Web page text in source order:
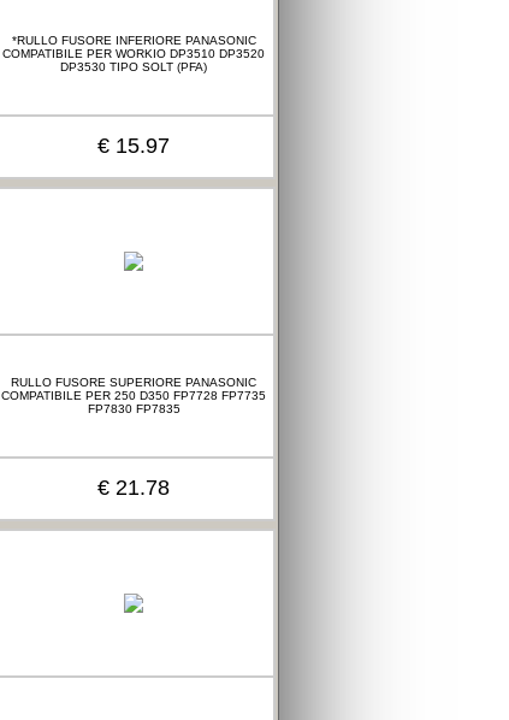
*RULLO FUSORE INFERIORE PANASONIC
COMPATIBILE PER WORKIO DP3510 DP3520
DP3530 TIPO SOLT (PFA)
€ 15.97
RULLO FUSORE SUPERIORE PANASONIC
COMPATIBILE PER 250 D350 FP7728 FP7735
FP7830 FP7835
€ 21.78